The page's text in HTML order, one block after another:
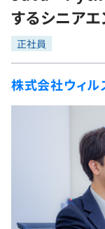
転職エージェント
転職成功ガイド
本選考
インターン
新卒エージェント
就活成功ガイド
問題集
4択課題
プログラミング言語
再チャレンジ結果一
ゲーム・マンガ
Tech Team Journal
paizaとは？
するシニア
正社員
株式会社ウィル